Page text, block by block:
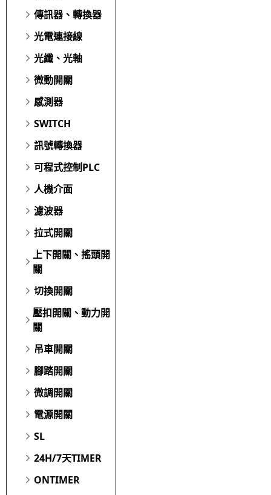
傳訊器、轉換器
光電連接線
光纖、光軸
微動開關
感測器
SWITCH
訊號轉換器
可程式控制PLC
人機介面
濾波器
拉式開關
上下開關、搖頭開
關
切換開關
壓扣開關、動力開
關
吊車開關
腳踏開關
微調開關
電源開關
SL
24H/7天TIMER
ONTIMER